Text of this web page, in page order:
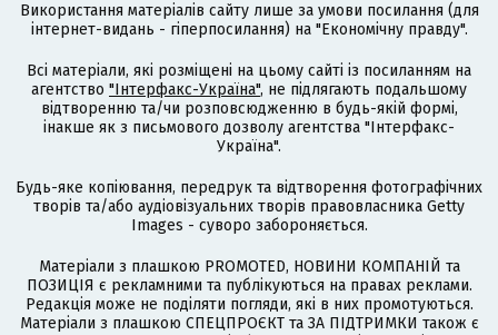
Використання матеріалів сайту лише за умови посилання (для
інтернет-видань - гіперпосилання) на "Економічну правду".
Всі матеріали, які розміщені на цьому сайті із посиланням на
агентство "Інтерфакс-Україна", не підлягають подальшому
відтворенню та/чи розповсюдженню в будь-якій формі,
інакше як з письмового дозволу агентства "Інтерфакс-
Україна".
Будь-яке копіювання, передрук та відтворення фотографічних
творів та/або аудіовізуальних творів правовласника Getty
Images - суворо забороняється.
Матеріали з плашкою PROMOTED, НОВИНИ КОМПАНІЙ та
ПОЗИЦІЯ є рекламними та публікуються на правах реклами.
Редакція може не поділяти погляди, які в них промотуються.
Матеріали з плашкою СПЕЦПРОЄКТ та ЗА ПІДТРИМКИ також є